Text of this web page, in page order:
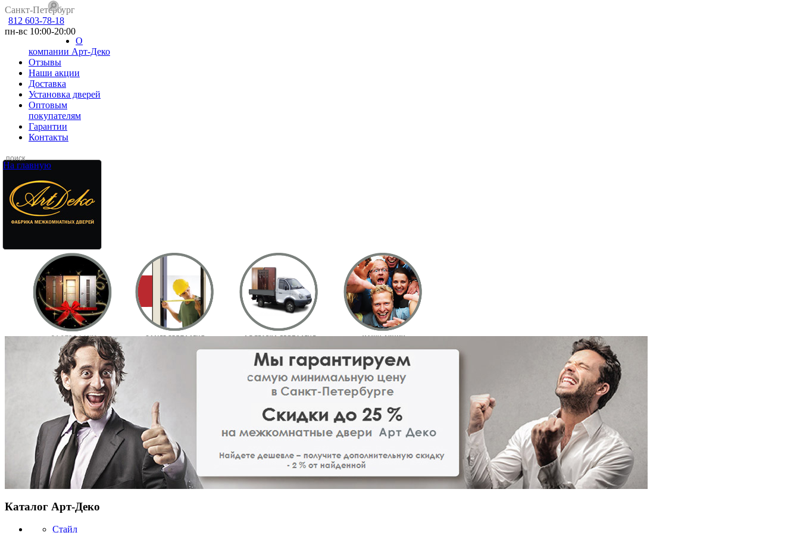
Санкт-Петербург
812 603-78-18
пн-вс 10:00-20:00
О
компании Арт-Деко
Отзывы
Наши акции
Доставка
Установка дверей
Оптовым
покупателям
Гарантии
Контакты
На главную
Каталог Арт-Деко
Стайл